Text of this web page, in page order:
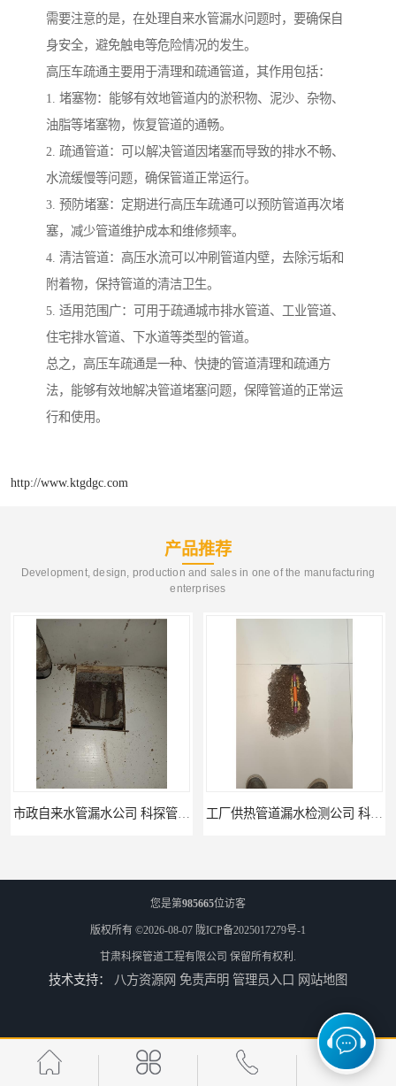
需要注意的是，在处理自来水管漏水问题时，要确保自
身安全，避免触电等危险情况的发生。
高压车疏通主要用于清理和疏通管道，其作用包括：
1. 堵塞物：能够有效地管道内的淤积物、泥沙、杂物、
油脂等堵塞物，恢复管道的通畅。
2. 疏通管道：可以解决管道因堵塞而导致的排水不畅、
水流缓慢等问题，确保管道正常运行。
3. 预防堵塞：定期进行高压车疏通可以预防管道再次堵
塞，减少管道维护成本和维修频率。
4. 清洁管道：高压水流可以冲刷管道内壁，去除污垢和
附着物，保持管道的清洁卫生。
5. 适用范围广：可用于疏通城市排水管道、工业管道、
住宅排水管道、下水道等类型的管道。
总之，高压车疏通是一种、快捷的管道清理和疏通方
法，能够有效地解决管道堵塞问题，保障管道的正常运
行和使用。
http://www.ktgdgc.com
产品推荐
Development, design, production and sales in one of the manufacturing
enterprises
市政自来水管漏水公司 科探管道工程 工厂供热管道漏水检测公司 科探管道工程
公司仪器测漏电话 科探管道工程 工厂管道工程 科探管道工程
您是第985665位访客
版权所有 ©2026-08-07 陇ICP备2025017279号-1
甘肃科探管道工程有限公司 保留所有权利.
技术支持： 八方资源网 免责声明 管理员入口 网站地图